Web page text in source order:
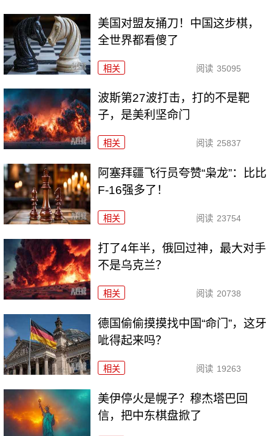
美国对盟友捅刀！中国这步棋，
全世界都看傻了
相关 阅读 35095
波斯第27波打击，打的不是靶
子，是美利坚命门
相关 阅读 25837
阿塞拜疆飞行员夸赞“枭龙”：比比
F-16强多了！
相关 阅读 23754
打了4年半，俄回过神，最大对手
不是乌克兰？
相关 阅读 20738
德国偷偷摸摸找中国“命门”，这牙
呲得起来吗？
相关 阅读 19263
美伊停火是幌子？穆杰塔巴回
信，把中东棋盘掀了